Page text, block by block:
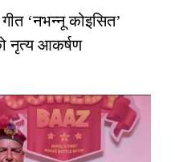
‘नभन्नू कोइसित’
नृत्य आकर्षण